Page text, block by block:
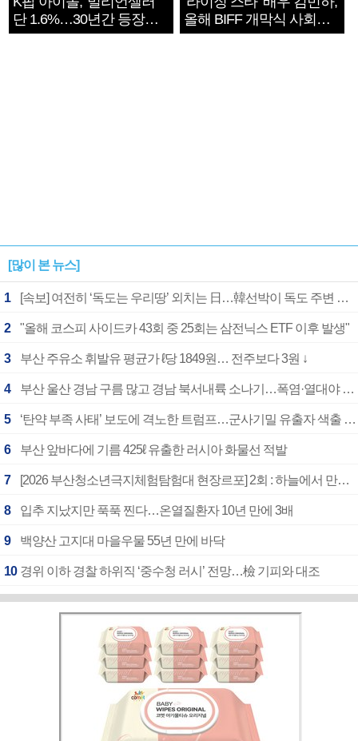
단 1.6%…30년간 등장
1182개팀 전수조사
올해 BIFF 개막식 사회자
확정
[많이 본 뉴스]
1 [속보] 여전히 ‘독도는 우리땅’ 외치는 日…韓선박이 독도 주변 해양조사 활동하자 반발
2 "올해 코스피 사이드카 43회 중 25회는 삼전닉스 ETF 이후 발생"
3 부산 주유소 휘발유 평균가 ℓ당 1849원… 전주보다 3원 ↓
4 부산 울산 경남 구름 많고 경남 북서내륙 소나기…폭염·열대야 계속
5 ‘탄약 부족 사태’ 보도에 격노한 트럼프…군사기밀 유출자 색출 지시
6 부산 앞바다에 기름 425ℓ 유출한 러시아 화물선 적발
7 [2026 부산청소년극지체험탐험대 현장르포] 2회 : 하늘에서 만난 얼음의 나라
8 입추 지났지만 푹푹 찐다…온열질환자 10년 만에 3배
9 백양산 고지대 마을우물 55년 만에 바닥
10 경위 이하 경찰 하위직 ‘중수청 러시’ 전망…檢 기피와 대조